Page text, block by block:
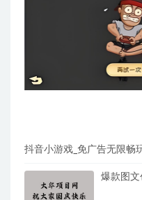
抖音小游戏_免广告无限畅
爆款图文